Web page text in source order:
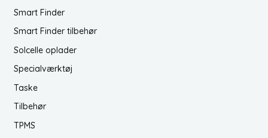
Smart Finder
Smart Finder tilbehør
Solcelle oplader
Specialværktøj
Taske
Tilbehør
TPMS